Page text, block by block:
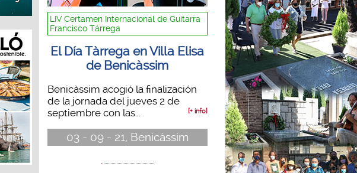
LIV Certamen Internacional de Guitarra
Francisco Tárrega
El Día Tàrrega en Villa Elisa
de Benicàssim
Benicàssim acogió la finalización
de la jornada del jueves 2 de
septiembre con las...
[+ info]
03 - 09 - 21, Benicàssim